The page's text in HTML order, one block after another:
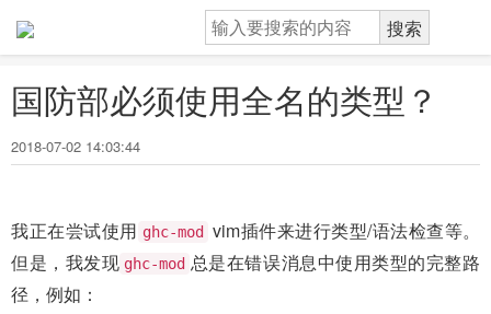
国防部必须使用全名的类型？
2018-07-02 14:03:44
我正在尝试使用 ghc-mod
vim插件来进行类型/语法检查等。
但是，我发现 ghc-mod 总是在错误消息中使用类型的完整路
径，例如：